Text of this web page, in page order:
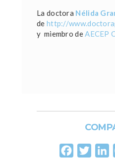
La doctora Nélida
de http://
y miembro deAECEP
Facebook